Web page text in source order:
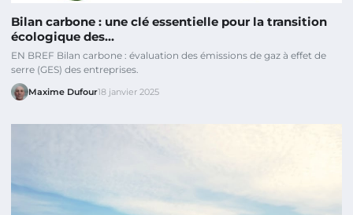
Bilan carbone : une clé essentielle pour la transition
écologique des…
EN BREF Bilan carbone : évaluation des émissions de gaz à effet de
serre (GES) des entreprises.
Maxime Dufour18 janvier 2025